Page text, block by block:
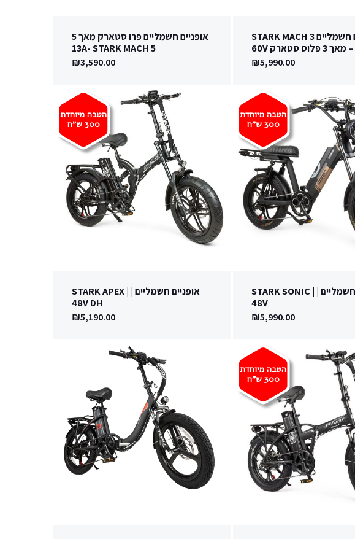
אופניים חשמליים STARK MACH 3
₪5,990.00
אופניים חשמליים פרו סטארק מאך 5
13A- STARK MACH 5
₪3,590.00
הטבה מיוחדת
300 ש"ח
אופניים חשמליים | | STARK SONIC
48V
₪5,990.00
הטבה מיוחדת
300 ש"ח
אופניים חשמליים | | STARK APEX
48V DH
₪5,190.00
הטבה מיוחדת
300 ש"ח